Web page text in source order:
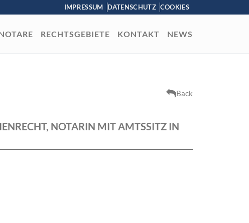
IMPRESSUM DATENSCHUTZ COOKIES
RECHTSGEBIETE KONTAKT NEWS
Back
NOTARIN MIT AMTSSITZ IN